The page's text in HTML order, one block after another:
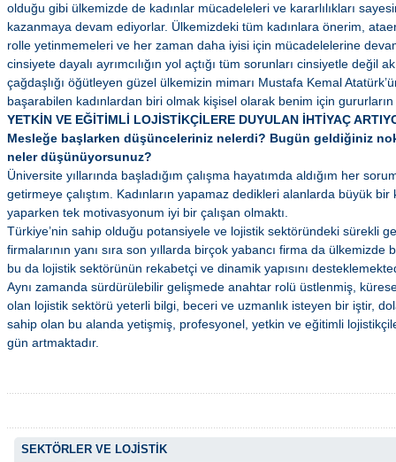
olduğu gibi ülkemizde de kadınlar mücadeleleri ve kararlılıkları
kazanmaya devam ediyorlar. Ülkemizdeki tüm kadınlara önerim,
rolle yetinmemeleri ve her zaman daha iyisi için mücadelelerine
cinsiyete dayalı ayrımcılığın yol açtığı tüm sorunları cinsiyetle değil
çağdaşlığı öğütleyen güzel ülkemizin mimarı Mustafa Kemal
başarabilen kadınlardan biri olmak kişisel olarak benim için
YETKİN VE EĞİTİMLİ LOJİSTİKÇİLERE DUYULAN İHTİYAÇ
Mesleğe başlarken düşünceleriniz nelerdi? Bugün geldiğiniz
neler düşünüyorsunuz?
Üniversite yıllarında başladığım çalışma hayatımda aldığım her
getirmeye çalıştım. Kadınların yapamaz dedikleri alanlarda büyük bir
yaparken tek motivasyonum iyi bir çalışan olmaktı.
Türkiye’nin sahip olduğu potansiyele ve lojistik sektöründeki sürekli
firmalarının yanı sıra son yıllarda birçok yabancı firma da
bu da lojistik sektörünün rekabetçi ve dinamik yapısını
Aynı zamanda sürdürülebilir gelişmede anahtar rolü üstlenmiş,
olan lojistik sektörü yeterli bilgi, beceri ve uzmanlık isteyen bir iştir,
sahip olan bu alanda yetişmiş, profesyonel, yetkin ve eğitimli
gün artmaktadır.
SEKTÖRLER VE LOJİSTİK